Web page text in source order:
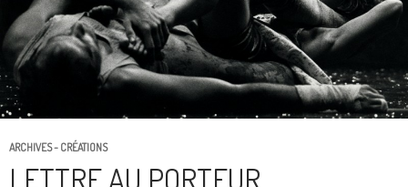
ARCHIVES - CRÉATIONS
LETTRE AU PORTEUR